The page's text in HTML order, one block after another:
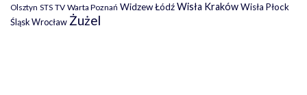
Olsztyn STS TV Warta Poznań Widzew ŁódźWisła KrakówWisła Płock
Śląsk WrocławŻużel